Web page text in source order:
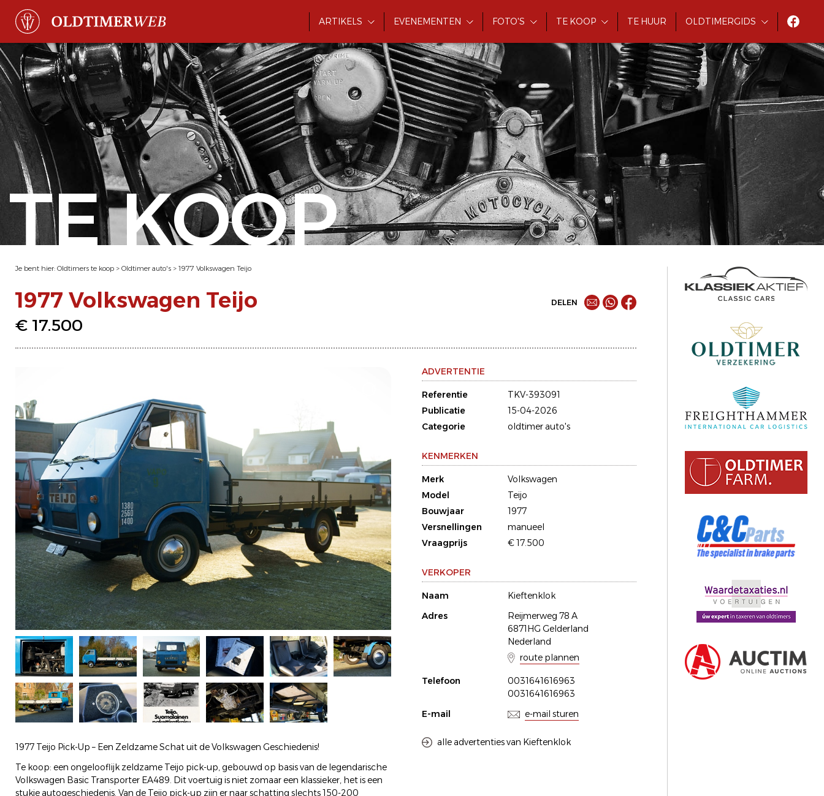
ARTIKELS EVENEMENTEN FOTO'S TE KOOP TE HUUR OLDTIMERGIDS
TE KOOP
Je bent hier: Oldtimers te koop > Oldtimer auto's > 1977 Volkswagen Teijo
1977 Volkswagen Teijo
€ 17.500
DELEN
1977 Teijo Pick-Up – Een Zeldzame Schat uit de Volkswagen Geschiedenis!
Te koop: een ongelooflijk zeldzame Teijo pick-up, gebouwd op basis van de legendarische
Volkswagen Basic Transporter EA489. Dit voertuig is niet zomaar een klassieker, het is een
stukje autogeschiedenis. Van de Teijo pick-up zijn er naar schatting slechts 150-200
ADVERTENTIE
Referentie
TKV-393091
Publicatie
15-04-2026
Categorie
oldtimer auto's
KENMERKEN
Merk
Volkswagen
Model
Teijo
Bouwjaar
1977
Versnellingen
manueel
Vraagprijs
€ 17.500
VERKOPER
Naam
Kieftenklok
Adres
Reijmerweg 78 A
6871HG Gelderland
Nederland
route plannen
Telefoon
0031641616963
0031641616963
E-mail
e-mail sturen
alle advertenties van Kieftenklok